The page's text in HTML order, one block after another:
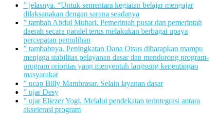
” jelasnya. “Untuk sementara kegiatan belajar mengajar
dilaksanakan dengan sarana seadanya
” tambah Abdul Muhari. Pemerintah pusat dan pemerintah
daerah secara paralel terus melakukan berbagai upaya
percepatan pemulihan
” tambahnya. Peningkatan Dana Otsus diharapkan mampu
menjaga stabilitas pelayanan dasar dan mendorong program-
program prioritas yang menyentuh langsung kepentingan
masyarakat
” ucap Billy Mambrasar. Selain layanan dasar
” ujar Desy
” ujar Eliezer Yogi. Melalui pendekatan terintegrasi antara
akselerasi program